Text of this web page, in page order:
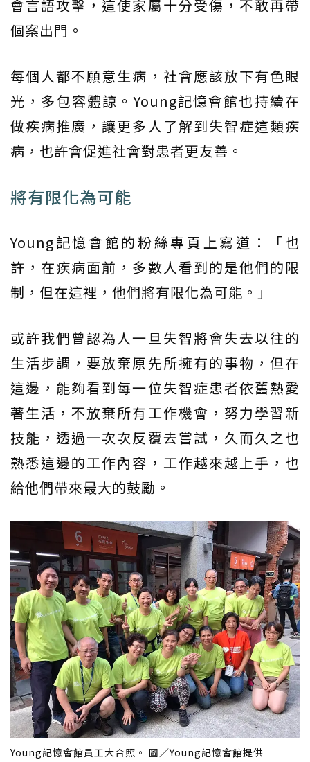
會言語攻擊，這使家屬十分受傷，不敢再帶
個案出門。
每個人都不願意生病，社會應該放下有色眼
光，多包容體諒。Young記憶會館也持續在
做疾病推廣，讓更多人了解到失智症這類疾
病，也許會促進社會對患者更友善。
將有限化為可能
Young記憶會館的粉絲專頁上寫道：「也
許，在疾病面前，多數人看到的是他們的限
制，但在這裡，他們將有限化為可能。」
或許我們曾認為人一旦失智將會失去以往的
生活步調，要放棄原先所擁有的事物，但在
這邊，能夠看到每一位失智症患者依舊熱愛
著生活，不放棄所有工作機會，努力學習新
技能，透過一次次反覆去嘗試，久而久之也
熟悉這邊的工作內容，工作越來越上手，也
給他們帶來最大的鼓勵。
Young記憶會館員工大合照。 圖／Young記憶會館提供